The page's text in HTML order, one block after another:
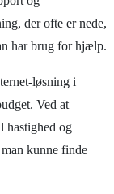
der ofte er nede,
har brug for hjælp.
løsning i
Ved at
hastighed og
kunne finde